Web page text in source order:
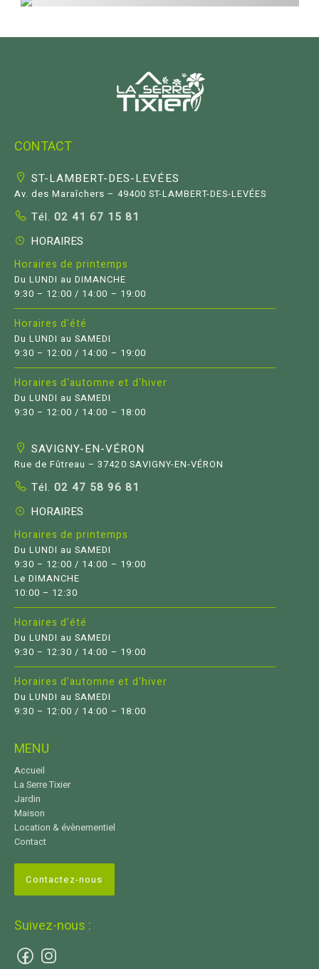
CONTACT
ST-LAMBERT-DES-LEVÉES
Av. des Maraîchers – 49400 ST-LAMBERT-DES-LEVÉES
Tél. 02 41 67 15 81
HORAIRES
Horaires de printemps
Du LUNDI au DIMANCHE
9:30 – 12:00 / 14:00 – 19:00
Horaires d'été
Du LUNDI au SAMEDI
9:30 – 12:00 / 14:00 – 19:00
Horaires d'automne et d'hiver
Du LUNDI au SAMEDI
9:30 – 12:00 / 14:00 – 18:00
SAVIGNY-EN-VÉRON
Rue de Fûtreau – 37420 SAVIGNY-EN-VÉRON
Tél. 02 47 58 96 81
HORAIRES
Horaires de printemps
Du LUNDI au SAMEDI
9:30 – 12:00 / 14:00 – 19:00
Le DIMANCHE
10:00 – 12:30
Horaires d'été
Du LUNDI au SAMEDI
9:30 – 12:30 / 14:00 – 19:00
Horaires d'automne et d'hiver
Du LUNDI au SAMEDI
9:30 – 12:00 / 14:00 – 18:00
MENU
Accueil
La Serre Tixier
Jardin
Maison
Location & évènementiel
Contact
Contactez-nous
Suivez-nous :